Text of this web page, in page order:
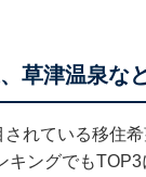
草津温泉な
れている移住
ングでもTOP3